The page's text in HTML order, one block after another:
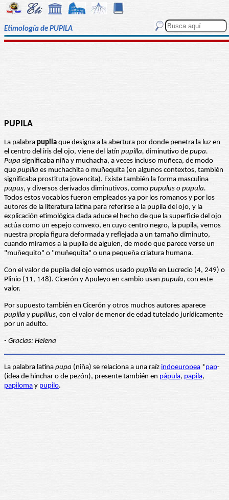
Etimología de PUPILA
PUPILA
La palabra pupila que designa a la abertura por donde penetra la luz en
el centro del iris del ojo, viene del latín pupilla, diminutivo de pupa.
Pupa significaba niña y muchacha, a veces incluso muñeca, de modo
que pupilla es muchachita o muñequita (en algunos contextos, también
significaba prostituta jovencita). Existe también la forma masculina
pupus, y diversos derivados diminutivos, como pupulus o pupula.
Todos estos vocablos fueron empleados ya por los romanos y por los
autores de la literatura latina para referirse a la pupila del ojo, y la
explicación etimológica dada aduce el hecho de que la superficie del ojo
actúa como un espejo convexo, en cuyo centro negro, la pupila, vemos
nuestra propia figura deformada y reflejada a un tamaño diminuto,
cuando miramos a la pupila de alguien, de modo que parece verse un
"muñequito" o "muñequita" o una pequeña criatura humana.
Con el valor de pupila del ojo vemos usado pupilla en Lucrecio (4, 249) o
Plinio (11, 148). Cicerón y Apuleyo en cambio usan pupula, con este
valor.
Por supuesto también en Cicerón y otros muchos autores aparece
pupilla y pupillus, con el valor de menor de edad tutelado jurídicamente
por un adulto.
- Gracias: Helena
La palabra latina pupa (niña) se relaciona a una raíz indoeuropea *pap-
(idea de hinchar o de pezón), presente también en pápula, papila,
papiloma y pupilo.